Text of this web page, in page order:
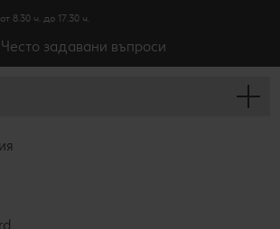
8.30 ч. до 17.30 ч.
Често задавани въпроси